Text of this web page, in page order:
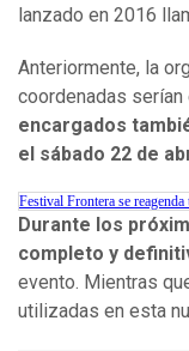
lanzado en 2016
Anteriormente, la
coordenadas serían
encargados
el sábado 22 de
Festival Frontera se
Durante los
completo y
evento. Mientras
utilizadas en esta